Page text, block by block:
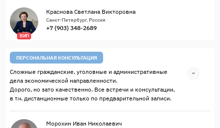
ВИП
Краснова Светлана Викторовна
Санкт-Петербург, Россия
+7 (903) 348-2689
ПЕРСОНАЛЬНАЯ КОНСУЛЬТАЦИЯ
Сложные гражданские, уголовные и административные
дела экономической направленности.
Дорого, но зато качественно. Все встречи и консультации,
в т.ч. дистанционные только по предварительной записи.
Морохин Иван Николаевич